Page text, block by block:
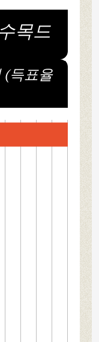
목드
(득표율